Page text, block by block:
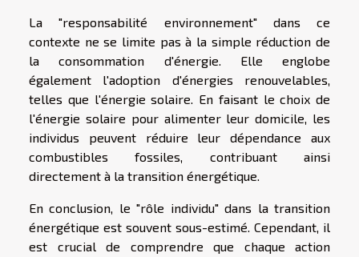
La "responsabilité environnement" dans ce
contexte ne se limite pas à la simple réduction de
la consommation d'énergie. Elle englobe
également l'adoption d'énergies renouvelables,
telles que l'énergie solaire. En faisant le choix de
l'énergie solaire pour alimenter leur domicile, les
individus peuvent réduire leur dépendance aux
combustibles fossiles, contribuant ainsi
directement à la transition énergétique.
En conclusion, le "rôle individu" dans la transition
énergétique est souvent sous-estimé. Cependant, il
est crucial de comprendre que chaque action